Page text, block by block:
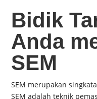
Bidik
Anda
SEM
SEM merupakan
SEM adalah teknik